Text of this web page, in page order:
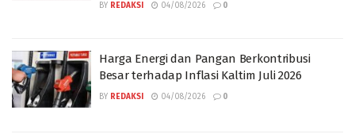
BY REDAKSI 04/08/2026 0
Harga Energi dan Pangan Berkontribusi
Besar terhadap Inflasi Kaltim Juli 2026
BY REDAKSI 04/08/2026 0